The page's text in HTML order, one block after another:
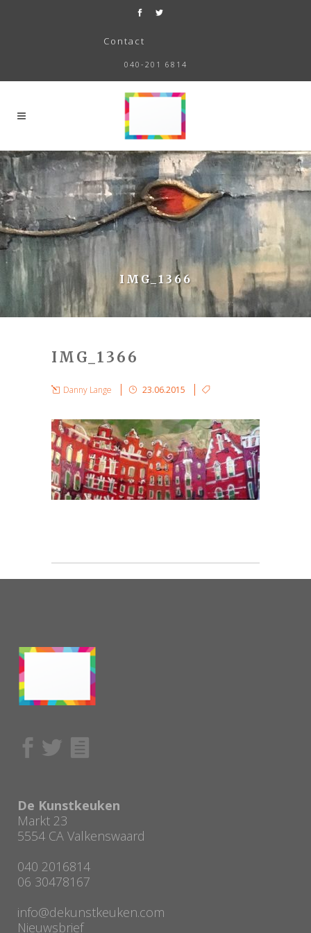
Contact
040-201 6814
IMG_1366
IMG_1366
Danny Lange 23.06.2015
De Kunstkeuken
Markt 23
5554 CA Valkenswaard
040 2016814
06 30478167
info@dekunstkeuken.com
Nieuwsbrief